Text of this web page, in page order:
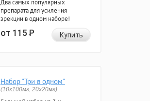
Два самых популярных
препарата для усиления
эрекции в одном наборе!
от 115Р Купить
Набор "Три в одном"
(10x100мг, 20x20мг)